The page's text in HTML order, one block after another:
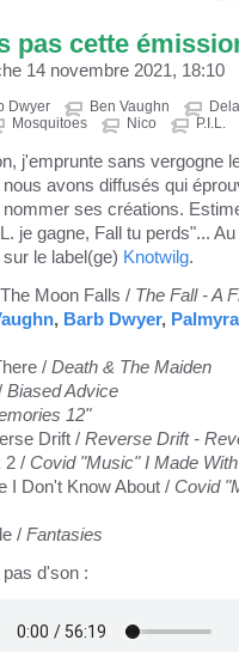
pas cette
14 novembre 2021, 18:10
Dwyer Ben Vaughn
Mosquitoes Nico P.I.L.
j'emprunte sans vergogne
avons diffusés qui
ses créations.
je gagne, Fall tu perds"...
le label(ge) Knotwilg.
Moon Falls / The Fall - A
, Barb Dwyer,
/ Death & The Maiden
Biased Advice
12"
Drift / Reverse Drift -
2 / Covid "Music" I Made
I Don't Know About / Covid
/ Fantasies
d'son :